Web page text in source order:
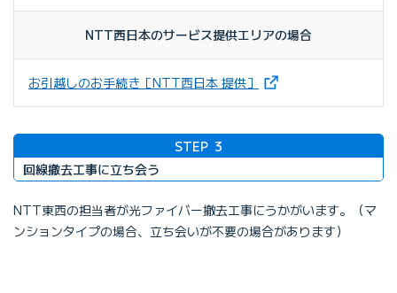
NTT西日本のサービス提供エリアの場合
お引越しのお手続き［NTT西日本 提供］ （新しいタブで開きま
STEP 3
回線撤去工事に立ち会う
NTT東西の担当者が光ファイバー撤去工事にうかがいます。（マ
ンションタイプの場合、立ち会いが不要の場合があります）